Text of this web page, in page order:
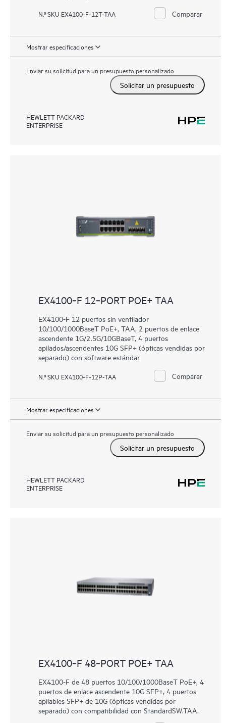
N.º SKU EX4100-F-12T-TAA Comparar
Mostrar especificaciones
Enviar su solicitud para un presupuesto personalizado
Solicitar un presupuesto
HEWLETT PACKARD
ENTERPRISE
EX4100‑F 12‑PORT POE+ TAA
EX4100-F 12 puertos sin ventilador
10/100/1000BaseT PoE+, TAA, 2 puertos de enlace
ascendente 1G/2.5G/10GBaseT, 4 puertos
apilados/ascendentes 10G SFP+ (ópticas vendidas por
separado) con software estándar
N.º SKU EX4100-F-12P-TAA Comparar
Mostrar especificaciones
Enviar su solicitud para un presupuesto personalizado
Solicitar un presupuesto
HEWLETT PACKARD
ENTERPRISE
EX4100‑F 48‑PORT POE+ TAA
EX4100-F de 48 puertos 10/100/1000BaseT PoE+, 4
puertos de enlace ascendente 10G SFP+, 4 puertos
apilables SFP+ de 10G (ópticas vendidas por
separado) con compatibilidad con StandardSW.TAA.